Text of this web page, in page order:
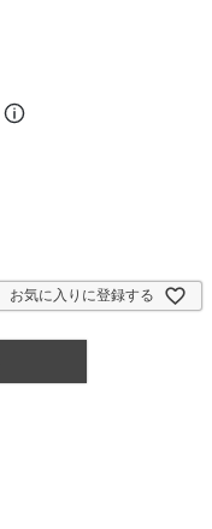
お気に入りに登録する